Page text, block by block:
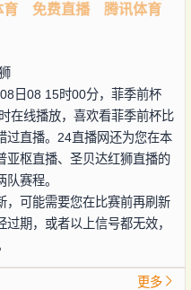
育 免费直播 腾讯体育
日08 15时00分，菲季前杯
在线播放，喜欢看菲季前杯比
过直播。24直播网还为您在本
亚枢直播、圣贝达红狮直播的
赛程。
，可能需要您在比赛前再刷新
期，或者以上信号都无效，
更多